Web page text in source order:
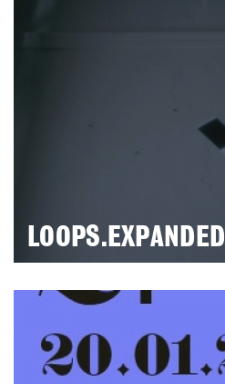
LOOPS.EXPANDED